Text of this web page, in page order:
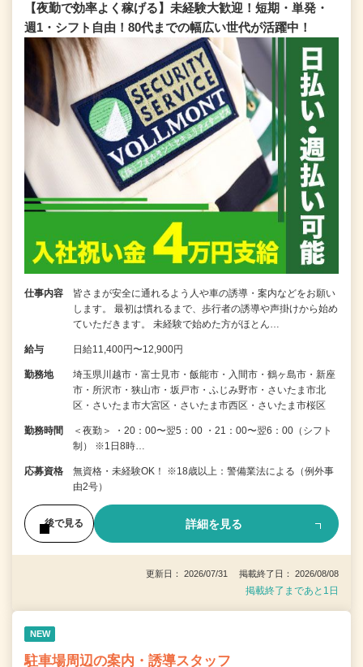
【夜勤で効率よく稼げる】未経験大歓迎！短期・単発・
週1・シフト自由！80代までの幅広い世代が活躍中！
仕事内容
皆さまが安全に通れるよう人や車の誘導・案内などをお願い
します。 最初は慣れるまで、歩行者の誘導や声掛けから始め
ていただきます。 未経験で始めた方がほとん…
給与 日給11,400円〜12,900円
勤務地
埼玉県川越市・富士見市・飯能市・入間市・鶴ヶ島市・新座
市・所沢市・狭山市・坂戸市・ふじみ野市・さいたま市北
区・さいたま市大宮区・さいたま市西区・さいたま市桜区
勤務時間
＜夜勤＞ ・20：00〜翌5：00 ・21：00〜翌6：00（シフト
制） ※1日8時…
応募資格
無資格・未経験OK！ ※18歳以上：警備業法による（例外事
由2号）
後で見る 詳細を見る
更新日： 2026/07/31 掲載終了日： 2026/08/08
掲載終了まであと1日
NEW
駐車場周辺の案内・誘導スタッフ